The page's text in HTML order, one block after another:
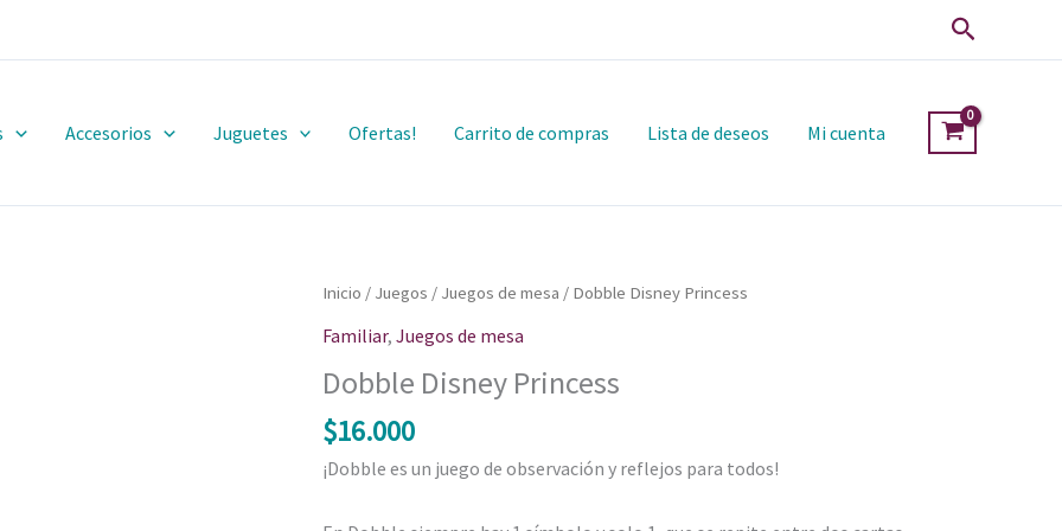
Buscar
Accesorios Juguetes Ofertas! Carrito de compras Lista de deseos Mi cuenta
Inicio / Juegos / Juegos de mesa / Dobble Disney Princess
Familiar, Juegos de mesa
Dobble Disney Princess
$16.000
¡Dobble es un juego de observación y reflejos para todos!
Dobble
Princess
cantidad